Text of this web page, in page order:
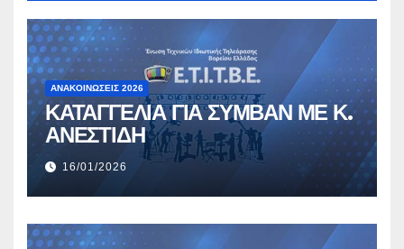
ΑΝΑΚΟΙΝΏΣΕΙΣ 2026
ΚΑΤΑΓΓΕΛΙΑ ΓΙΑ ΣΥΜΒΑΝ ΜΕ Κ.
ΑΝΕΣΤΙΔΗ
16/01/2026